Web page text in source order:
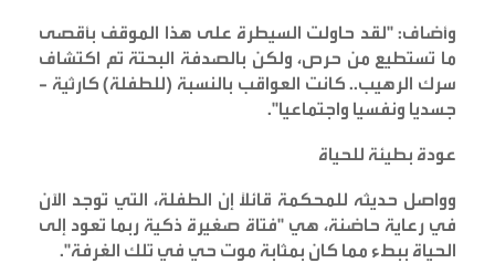
وأضاف: "لقد حاولت السيطرة على هذا الموقف بأقصى
ما تستطيع من حرص، ولكن بالصدفة البحتة تم اكتشاف
سرك الرهيب.. كانت العواقب بالنسبة (للطفلة) كارثية -
جسديا ونفسيا واجتماعيا".
عودة بطيئة للحياة
وواصل حديثه للمحكمة قائلاً إن الطفلة، التي توجد الآن
في رعاية حاضنة، هي "فتاة صغيرة ذكية ربما تعود إلى
الحياة ببطء مما كان بمثابة موت حي في تلك الغرفة".